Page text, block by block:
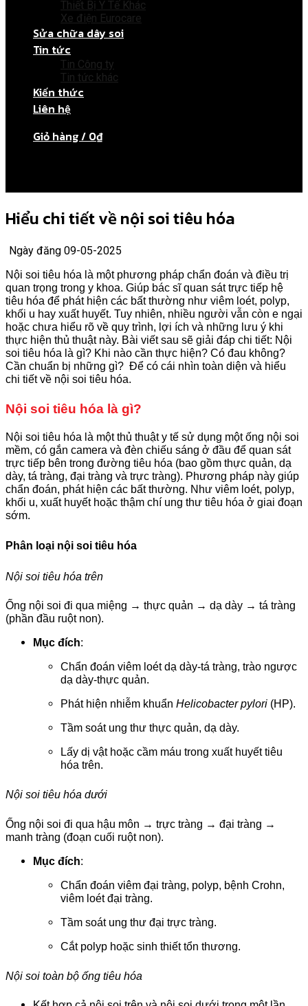
Thiết Bị Y Tế Khác
Xe điện Eurocare
Sửa chữa dây soi
Tin tức
Tin Công ty
Tin tức khác
Kiến thức
Liên hệ
Giỏ hàng / 0₫
Hiểu chi tiết về nội soi tiêu hóa
Ngày đăng 09-05-2025
Nội soi tiêu hóa là một phương pháp chẩn đoán và điều trị
quan trọng trong y khoa. Giúp bác sĩ quan sát trực tiếp hệ
tiêu hóa để phát hiện các bất thường như viêm loét, polyp,
khối u hay xuất huyết. Tuy nhiên, nhiều người vẫn còn e ngại
hoặc chưa hiểu rõ về quy trình, lợi ích và những lưu ý khi
thực hiện thủ thuật này. Bài viết sau sẽ giải đáp chi tiết: Nội
soi tiêu hóa là gì? Khi nào cần thực hiện? Có đau không?
Cần chuẩn bị những gì? Để có cái nhìn toàn diện và hiểu
chi tiết về nội soi tiêu hóa.
Nội soi tiêu hóa là gì?
Nội soi tiêu hóa là một thủ thuật y tế sử dụng một ống nội soi
mềm, có gắn camera và đèn chiếu sáng ở đầu để quan sát
trực tiếp bên trong đường tiêu hóa (bao gồm thực quản, dạ
dày, tá tràng, đại tràng và trực tràng). Phương pháp này giúp
chẩn đoán, phát hiện các bất thường. Như viêm loét, polyp,
khối u, xuất huyết hoặc thậm chí ung thư tiêu hóa ở giai đoạn
sớm.
Phân loại nội soi tiêu hóa
Nội soi tiêu hóa trên
Ống nội soi đi qua miệng → thực quản → dạ dày → tá tràng
(phần đầu ruột non).
Mục đích:
Chẩn đoán viêm loét dạ dày-tá tràng, trào ngược
dạ dày-thực quản.
Phát hiện nhiễm khuẩn Helicobacter pylori (HP).
Tầm soát ung thư thực quản, dạ dày.
Lấy dị vật hoặc cầm máu trong xuất huyết tiêu
hóa trên.
Nội soi tiêu hóa dưới
Ống nội soi đi qua hậu môn → trực tràng → đại tràng →
manh tràng (đoạn cuối ruột non).
Mục đích:
Chẩn đoán viêm đại tràng, polyp, bệnh Crohn,
viêm loét đại tràng.
Tầm soát ung thư đại trực tràng.
Cắt polyp hoặc sinh thiết tổn thương.
Nội soi toàn bộ ống tiêu hóa